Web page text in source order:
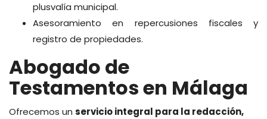
plusvalía municipal.
Asesoramiento en repercusiones fiscales y
registro de propiedades.
Abogado de
Testamentos en Málaga
Ofrecemos un servicio integral para la redacción,